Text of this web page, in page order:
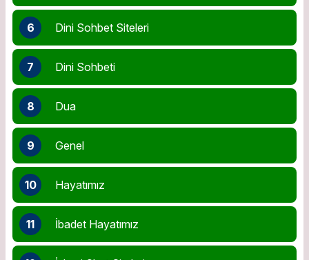
6 Dini Sohbet Siteleri
7 Dini Sohbeti
8 Dua
9 Genel
10 Hayatımız
11 İbadet Hayatımız